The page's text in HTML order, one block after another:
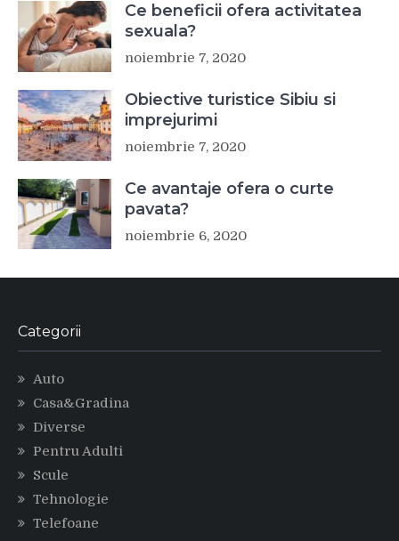
Ce beneficii ofera activitatea
sexuala?
noiembrie 7, 2020
Obiective turistice Sibiu si
imprejurimi
noiembrie 7, 2020
Ce avantaje ofera o curte
pavata?
noiembrie 6, 2020
Categorii
Auto
Casa&Gradina
Diverse
Pentru Adulti
Scule
Tehnologie
Telefoane